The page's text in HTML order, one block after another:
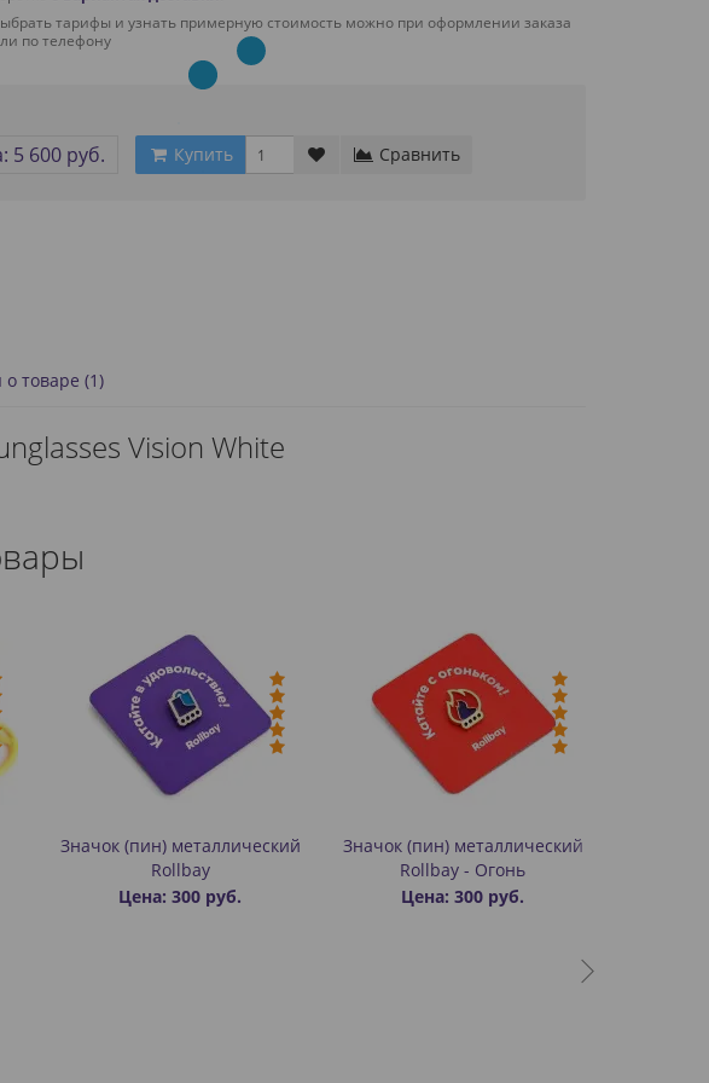
тарифы и узнать примерную стоимость можно при оформлении заказа
по телефону
5 600 руб. Купить Сравнить
товаре (1)
Vision White
Значок (пин) металлический
Rollbay
Цена: 300 руб.
Значок (пин) металлический
Rollbay - Огонь
Цена: 300 руб.